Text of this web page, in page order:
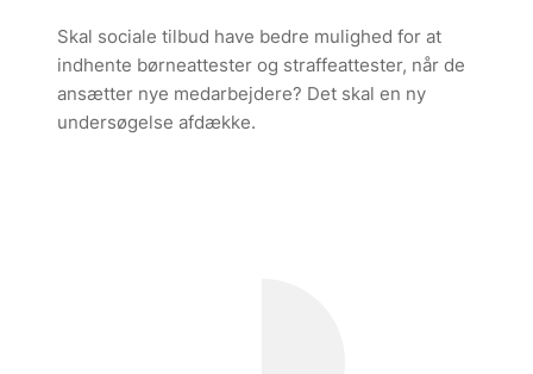
Skal sociale tilbud have bedre mulighed for at
indhente børneattester og straffeattester, når de
ansætter nye medarbejdere? Det skal en ny
undersøgelse afdække.